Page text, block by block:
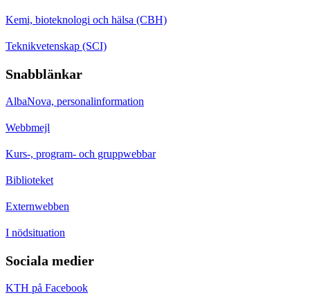
Kemi, bioteknologi och hälsa (CBH)
Teknikvetenskap (SCI)
Snabblänkar
AlbaNova, personalinformation
Webbmejl
Kurs-, program- och gruppwebbar
Biblioteket
Externwebben
I nödsituation
Sociala medier
KTH på Facebook